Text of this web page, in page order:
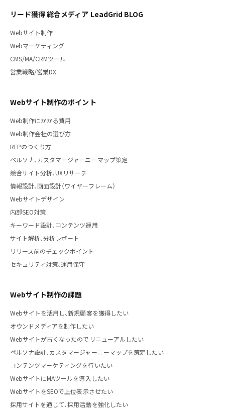
リード獲得 総合メディア LeadGrid BLOG
Webサイト制作
Webマーケティング
CMS/MA/CRMツール
営業戦略/営業DX
Webサイト制作のポイント
Web制作にかかる費用
Web制作会社の選び方
RFPのつくり方
ペルソナ、カスタマージャーニーマップ策定
競合サイト分析、UXリサーチ
情報設計、画面設計（ワイヤーフレーム）
Webサイトデザイン
内部SEO対策
キーワード設計、コンテンツ運用
サイト解析、分析レポート
リリース前のチェックポイント
セキュリティ対策、運用保守
Webサイト制作の課題
Webサイトを活用し、新規顧客を獲得したい
オウンドメディアを制作したい
Webサイトが古くなったのでリニューアルしたい
ペルソナ設計、カスタマージャーニーマップを策定したい
コンテンツマーケティングを行いたい
WebサイトにMAツールを導入したい
WebサイトをSEOで上位表示させたい
採用サイトを通じて、採用活動を強化したい